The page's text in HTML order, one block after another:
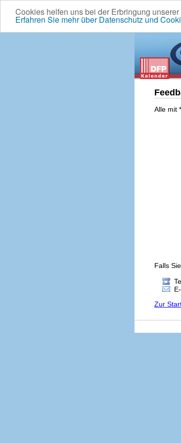
Cookies helfen uns bei der Erbringung
Erfahren Sie mehr über Datenschutz und
Alle mit
Falls
Zur